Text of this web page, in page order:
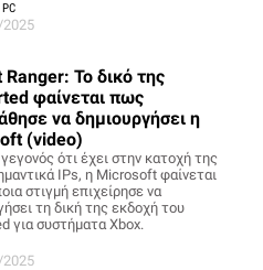
PC
Ranger: Το δικό της
φαίνεται πως
να δημιουργήσει η
(video)
ότι έχει στην κατοχή της
IPs, η Microsoft φαίνεται
στιγμή επιχείρησε να
τη δική της εκδοχή του
για συστήματα Xbox.